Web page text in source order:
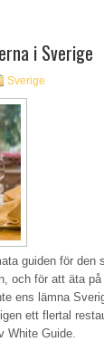
i Sverige
Sverige
guiden för den
och för att äta
ens lämna
ett flertal
White Guide.